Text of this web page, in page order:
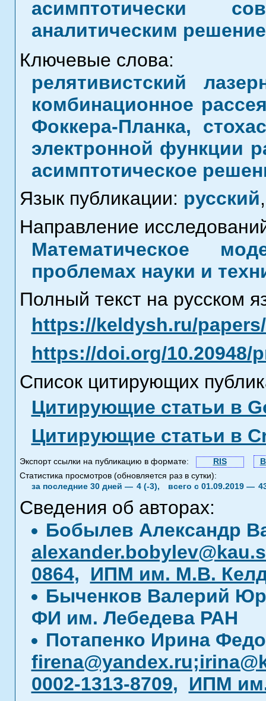
асимптотически
аналитическим
Ключевые слова:
релятивистский
комбинационное
Фоккера-Планка,
электронной функции
асимптотическое
Язык публикации: русский,
Направление
Математическое
проблемах науки и
Полный текст на русском
https://keldysh.ru/
https://doi.org/10.20948/
Список цитирующих
Цитирующие статьи в
Цитирующие статьи в
Экспорт ссылки на публикацию в формате: RIS
Статистика просмотров (обновляется раз в сутки):
за последние 30 дней — 4 (-3), всего с 01.09.2019 —
Сведения об авторах:
Бобылев Александр
0864, ИПМ им. М.В.
Быченков Валерий
ФИ им. Лебедева РАН
Потапенко Ирина
0002-1313-8709, ИПМ